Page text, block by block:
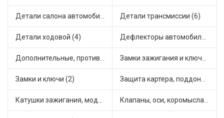
Детали салона автомобиля (6) Детали трансмиссии (6)
Детали ходовой (4) Дефлекторы автомобильные (1)
Дополнительные, противотуманные фары (2) Замки зажигания и ключи (1)
Замки и ключи (2) Защита картера, поддона, КПП (2)
Катушки зажигания, модули зажигания (7) Клапаны, оси, коромысла (12)